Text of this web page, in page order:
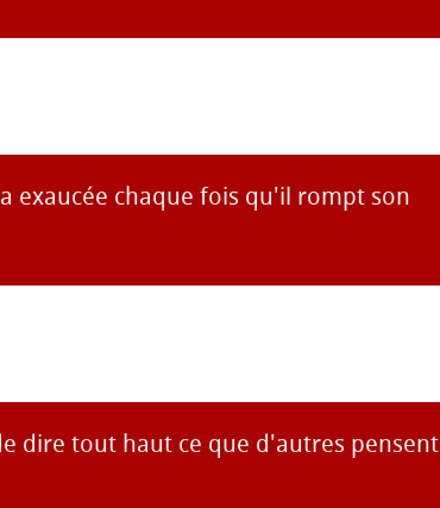
exaucée chaque fois qu'il rompt son
dire tout haut ce que d'autres pensent